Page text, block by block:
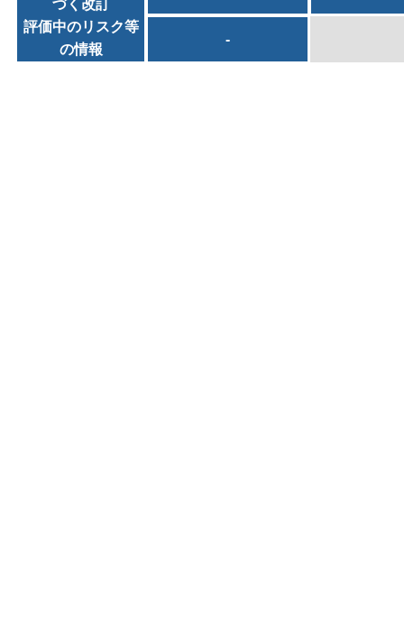
づく改訂
評価中のリスク等
の情報
-